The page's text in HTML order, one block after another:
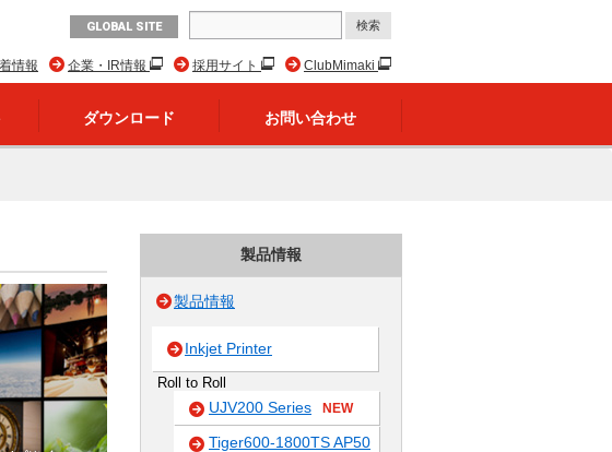
GLOBAL SITE
ClubMimaki
採用サイト
企業・IR情報
情報
ダウンロード お問い合わせ
製品情報
製品情報
Inkjet Printer
Roll to Roll
UJV200 Series NEW
Tiger600-1800TS AP50